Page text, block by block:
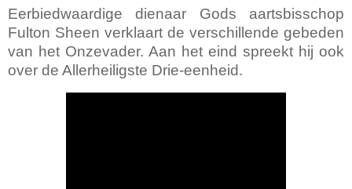
Eerbiedwaardige dienaar Gods aartsbisschop
Fulton Sheen verklaart de verschillende gebeden
van het Onzevader. Aan het eind spreekt hij ook
over de Allerheiligste Drie-eenheid.